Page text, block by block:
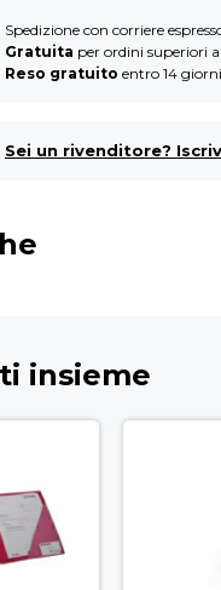
Spedizione con corriere
Gratuita per ordini superiori a
Reso gratuito entro 14 giorni
Sei un rivenditore?
insieme